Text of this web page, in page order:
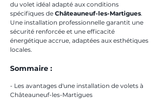
du volet idéal adapté aux conditions
spécifiques de Châteauneuf-les-Martigues.
Une installation professionnelle garantit une
sécurité renforcée et une efficacité
énergétique accrue, adaptées aux esthétiques
locales.
Sommaire :
- Les avantages d'une installation de volets à
Châteauneuf-les-Martigues